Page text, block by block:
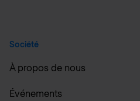
Société
À propos de nous
Événements